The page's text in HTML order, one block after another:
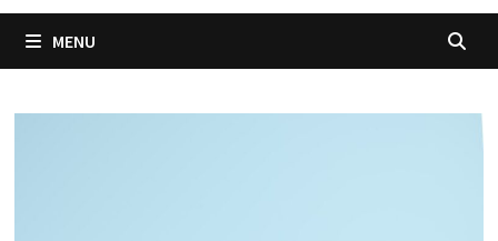
MENU